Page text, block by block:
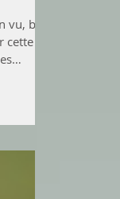
vu, bien
cette